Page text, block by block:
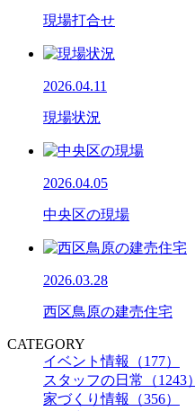
現場打合せ
2026.04.11
現場状況
2026.04.05
中央区の現場
2026.03.28
西区鳥原の建売住宅
CATEGORY
イベント情報（177）
スタッフの日常（1243）
家づくり情報（356）